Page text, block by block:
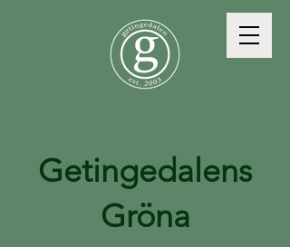
Getingedalens
Gröna